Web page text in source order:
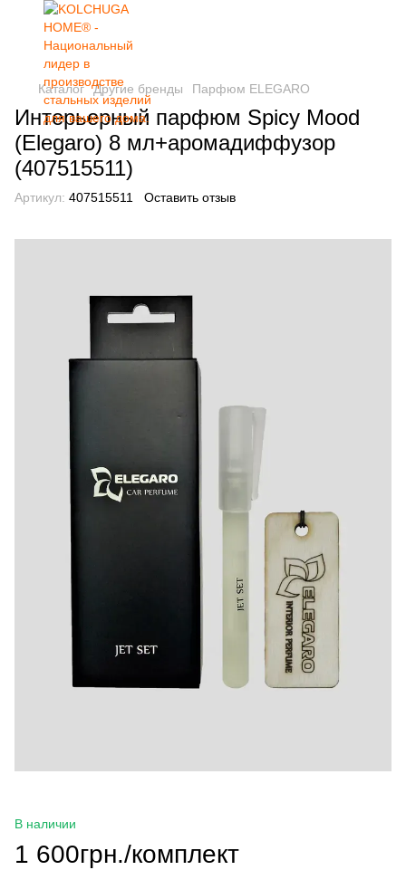
Каталог Другие бренды Парфюм ELEGARO
Интерьерный парфюм Spicy Mood
(Elegaro) 8 мл+аромадиффузор
(407515511)
Артикул: 407515511 Оставить отзыв
В наличии
1 600грн./комплект